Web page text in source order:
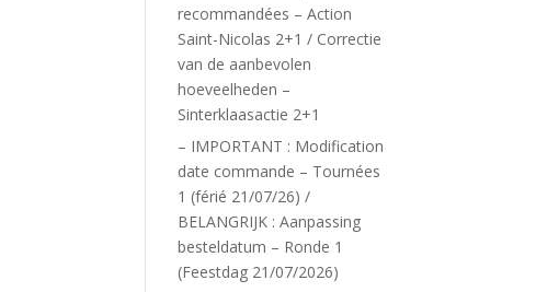
recommandées – Action
Saint-Nicolas 2+1 / Correctie
van de aanbevolen
hoeveelheden –
Sinterklaasactie 2+1
– IMPORTANT : Modification
date commande – Tournées
1 (férié 21/07/26) /
BELANGRIJK : Aanpassing
besteldatum – Ronde 1
(Feestdag 21/07/2026)